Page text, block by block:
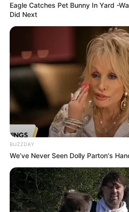
(foto:
6. Kalau yang ini juga
bergandengan, namanya pistol
menahan beban satu dengan
Eagle Catches Pet Bunny In Yard -
Did Next
BUZZDAY
We’ve Never Seen Dolly Parton's